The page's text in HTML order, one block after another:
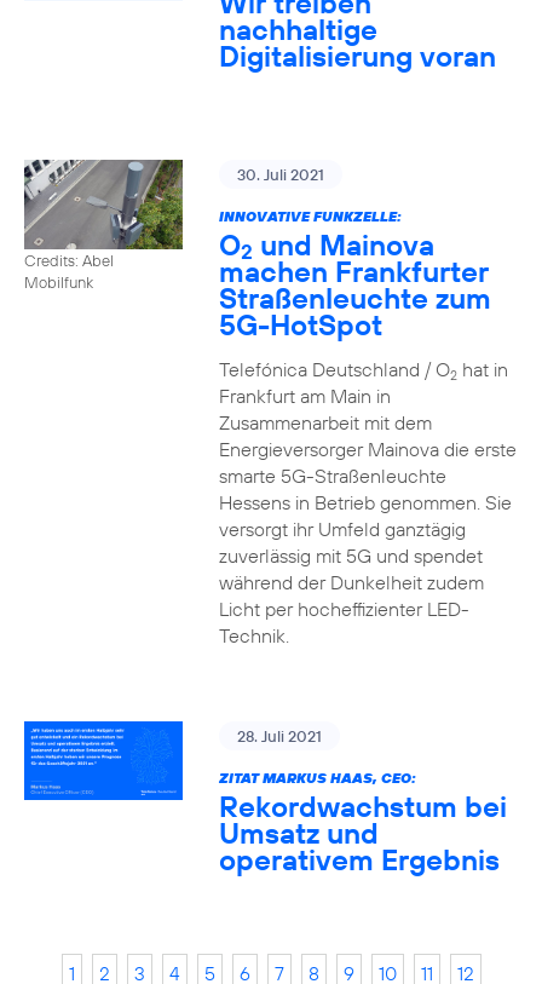
nachhaltige
Digitalisierung voran
Credits: Abel
Mobilfunk
30. Juli 2021
INNOVATIVE FUNKZELLE:
O2 und Mainova
machen Frankfurter
Straßenleuchte zum
5G-HotSpot
Telefónica Deutschland / O2hat in
Frankfurt am Main in
Zusammenarbeit mit dem
Energieversorger Mainova die erste
smarte 5G-Straßenleuchte
Hessens in Betrieb genommen. Sie
versorgt ihr Umfeld ganztägig
zuverlässig mit 5G und spendet
während der Dunkelheit zudem
Licht per hocheffizienter LED-
Technik.
28. Juli 2021
ZITAT MARKUS HAAS, CEO:
Rekordwachstum bei
Umsatz und
operativem Ergebnis
1 2 3 4 5 6 7 8 9 10 11
12